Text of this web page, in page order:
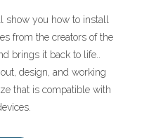
you how to install
from the creators of the
brings it back to life..
design, and working
that is compatible with